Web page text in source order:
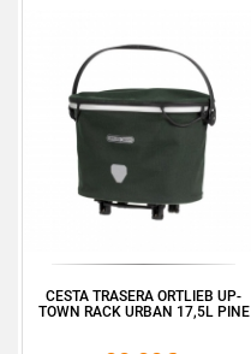
CESTA TRASERA ORTLIEB UP-
TOWN RACK URBAN 17,5L PINE